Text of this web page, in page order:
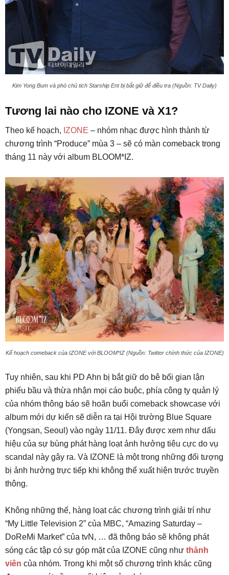
Kim Yong Bum và phó chủ tich Starship Ent bị bắt giữ để điều tra (Nguồn: TV Daily)
Tương lai nào cho IZONE và X1?
Theo kế hoạch, IZONE – nhóm nhạc được hình thành từ
chương trình “Produce” mùa 3 – sẽ có màn comeback trong
tháng 11 này với album BLOOM*IZ.
Kế hoạch comeback của IZONE với BLOOM*IZ (Nguồn: Twitter chính thức của IZONE)
Tuy nhiên, sau khi PD Ahn bị bắt giữ do bê bối gian lận
phiếu bầu và thừa nhận mọi cáo buộc, phía công ty quản lý
của nhóm thông báo sẽ hoãn buổi comeback showcase với
album mới dự kiến sẽ diễn ra tại Hội trường Blue Square
(Yongsan, Seoul) vào ngày 11/11. Đây được xem như dấu
hiệu của sự bùng phát hàng loạt ảnh hưởng tiêu cực do vụ
scandal này gây ra. Và IZONE là một trong những đối tượng
bị ảnh hưởng trực tiếp khi không thể xuất hiện trước truyền
thông.
Không những thế, hàng loạt các chương trình giải trí như
“My Little Television 2” của MBC, “Amazing Saturday –
DoReMi Market” của tvN, … đã thông báo sẽ không phát
sóng các tập có sự góp mặt của IZONE cũng như thành
viên của nhóm. Trong khi một số chương trình khác cũng